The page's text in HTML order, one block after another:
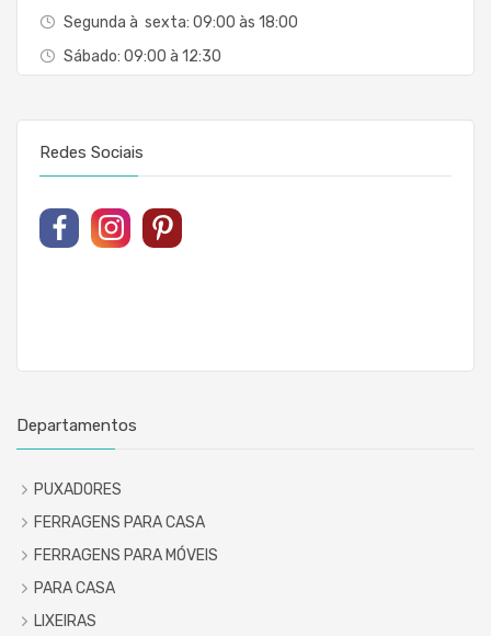
Segunda à sexta: 09:00 às 18:00
Sábado: 09:00 à 12:30
Redes Sociais
Departamentos
PUXADORES
FERRAGENS PARA CASA
FERRAGENS PARA MÓVEIS
PARA CASA
LIXEIRAS